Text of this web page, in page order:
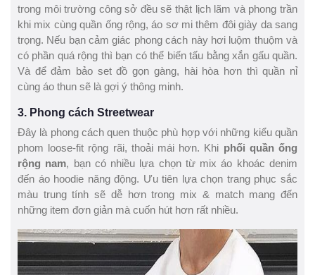
trong môi trường công sở đều sẽ thật lịch lãm và phong trần
khi mix cùng quần ống rộng, áo sơ mi thêm đôi giày da sang
trọng. Nếu bạn cảm giác phong cách này hơi luộm thuộm và
có phần quá rộng thì bạn có thể biến tấu bằng xắn gấu quần.
Và để đảm bảo set đồ gọn gàng, hài hòa hơn thì quần nỉ
cùng áo thun sẽ là gợi ý thông minh.
3. Phong cách Streetwear
Đây là phong cách quen thuộc phù hợp với những kiểu quần
phom loose-fit rộng rãi, thoải mái hơn. Khi phối quần ống
rộng nam, bạn có nhiều lựa chọn từ mix áo khoác denim
đến áo hoodie năng động. Ưu tiên lựa chọn trang phục sắc
màu trung tính sẽ dễ hơn trong mix & match mang đến
những item đơn giản mà cuốn hút hơn rất nhiều.